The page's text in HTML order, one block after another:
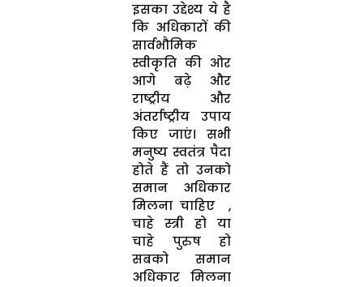
इसका उद्देश्य ये है
कि अधिकारों की
सार्वभौमिक
स्वीकृति की ओर
आगे बढ़े और
राष्ट्रीय और
अंतर्राष्ट्रीय उपाय
किए जाएं। सभी
मनुष्य स्वतंत्र पैदा
होते हैं तो उनको
समान अधिकार
मिलना चाहिए ,
चाहे स्त्री हो या
चाहे पुरुष हो
सबको समान
अधिकार मिलना